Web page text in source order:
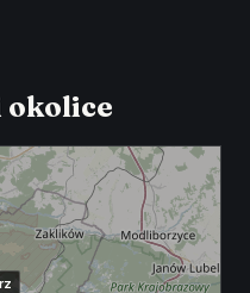
okolice